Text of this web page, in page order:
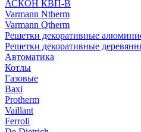
АСКОН КВП-В
Varmann Ntherm
Varmann Qtherm
Решетки декоративные
Решетки декоративные
Автоматика
Котлы
Газовые
Baxi
Protherm
Vaillant
Ferroli